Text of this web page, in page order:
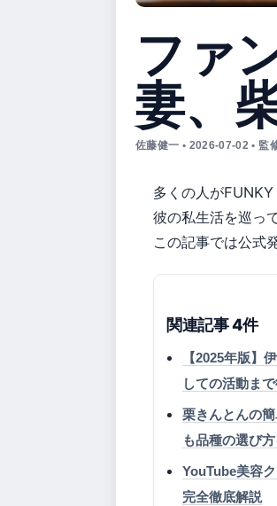
ファ
妻、
佐藤健一 • 2026-07-02 • 監
多くの人がFUNKY
彼の私生活を巡っ
この記事では公式
関連記事 4件
【2025年版】
しての活動ま
栗きんとんの
も品種の選び
YouTube美容
完全徹底解説